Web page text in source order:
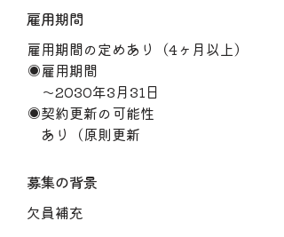
雇用期間
雇用期間の定めあり（4ヶ月以上）
◉雇用期間
〜2030年3月31日
◉契約更新の可能性
あり（原則更新
募集の背景
欠員補充